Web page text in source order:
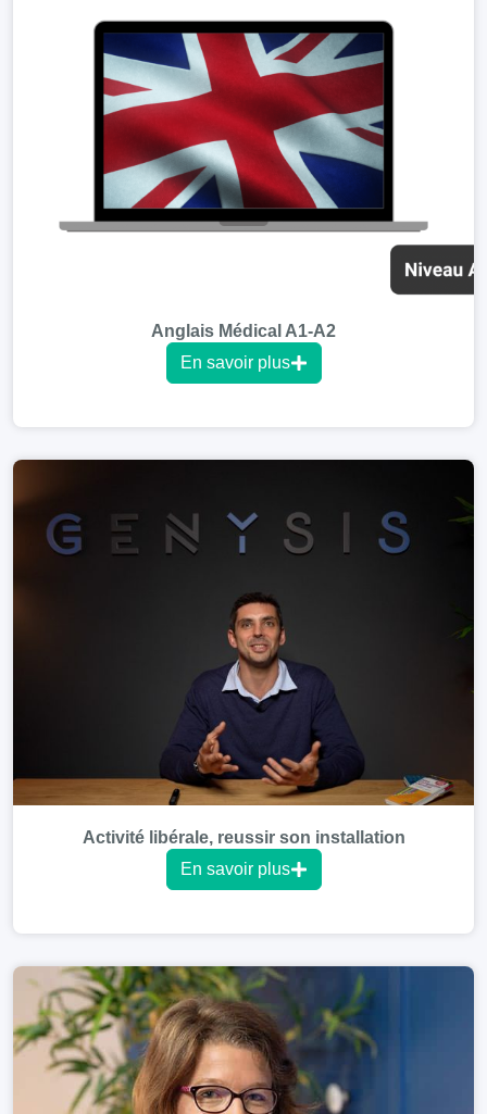
Anglais Médical A1-A2
En savoir plus
Activité libérale, reussir son installation
En savoir plus